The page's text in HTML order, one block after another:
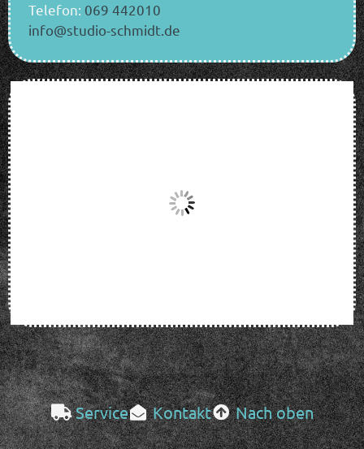
Telefon: 069 442010
info@studio-schmidt.de
Service Kontakt Nach oben